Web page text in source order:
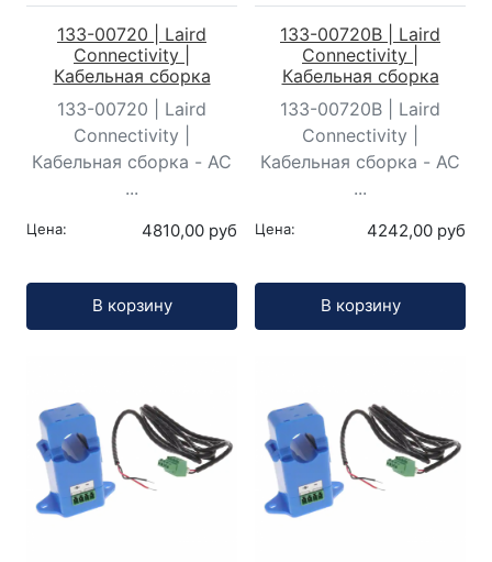
133-00720 | Laird
Connectivity |
Кабельная сборка
133-00720 | Laird
Connectivity |
Кабельная сборка - AC
...
Цена: 4810,00 руб
В корзину
133-00720B | Laird
Connectivity |
Кабельная сборка
133-00720B | Laird
Connectivity |
Кабельная сборка - AC
...
Цена: 4242,00 руб
В корзину